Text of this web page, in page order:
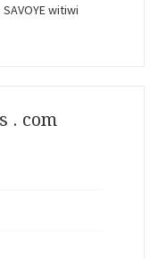
SAVOYE witiwi
. com